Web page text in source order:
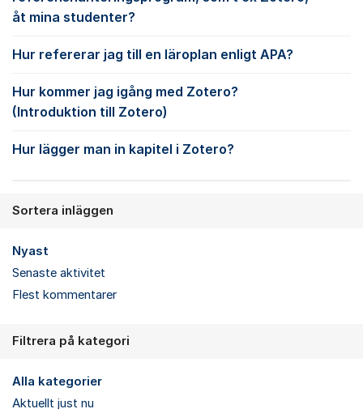
åt mina studenter?
Hur refererar jag till en läroplan enligt APA?
Hur kommer jag igång med Zotero?
(Introduktion till Zotero)
Hur lägger man in kapitel i Zotero?
Sortera inläggen
Nyast
Senaste aktivitet
Flest kommentarer
Filtrera på kategori
Alla kategorier
Aktuellt just nu